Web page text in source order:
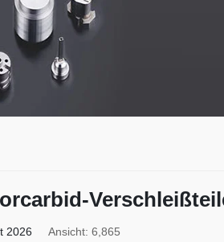
2026 Ansicht: 6,865